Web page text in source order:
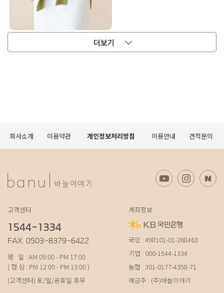
더보기
회사소개 이용약관 개인정보처리방침 이용안내 견적문의
고객센터
1544-1334
FAX. 0503-8379-6422
평 일 : AM 09:00 - PM 17:00
( 점 심 : PM 12:00 - PM 13:00 )
(고객센터) 토/일/공휴일 휴무
계좌정보
국민 : 498101-01-268463
기업 : 000-1544-1334
농협 : 301-0177-4358-71
예금주 : (주)바늘이야기